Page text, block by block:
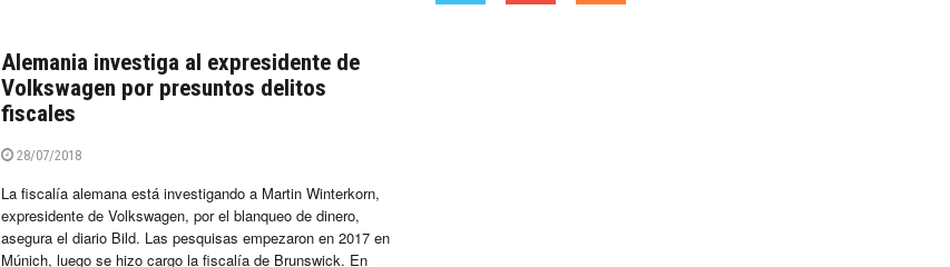
Alemania investiga al expresidente de
Volkswagen por presuntos delitos
fiscales
28/07/2018
La fiscalía alemana está investigando a Martin Winterkorn,
expresidente de Volkswagen, por el blanqueo de dinero,
asegura el diario Bild. Las pesquisas empezaron en 2017 en
Múnich, luego se hizo cargo la fiscalía de Brunswick. En